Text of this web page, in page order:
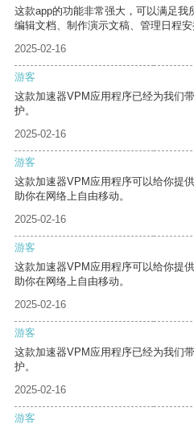
这款app的功能非常强大，可以满足
编辑文档、制作演示文稿、管理日程安
2025-02-16
游客
这款加速器VPM应用程序已经为我们
护。
2025-02-16
游客
这款加速器VPM应用程序可以给你提
助你在网络上自由移动。
2025-02-16
游客
这款加速器VPM应用程序可以给你提
助你在网络上自由移动。
2025-02-16
游客
这款加速器VPM应用程序已经为我们
护。
2025-02-16
游客